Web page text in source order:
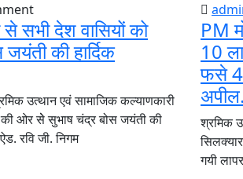
सभी देश वासियों को
की हार्दिक
उत्थान एवं सामाजिक कल्याणकारी
ओर सेे सुभाष चंद्र बोस जयंती की
रवि जी. निगम
PM
10
फसे
श्रमिक
गयी